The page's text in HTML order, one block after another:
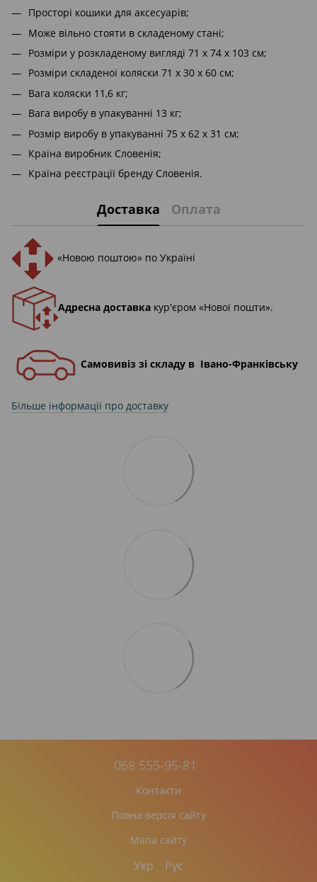
Просторі кошики для аксесуарів;
Може вільно стояти в складеному стані;
Розміри у розкладеному вигляді 71 х 74 х 103 см;
Розміри складеної коляски 71 х 30 х 60 см;
Вага коляски 11,6 кг;
Вага виробу в упакуванні 13 кг;
Розмір виробу в упакуванні 75 х 62 х 31 см;
Країна виробник Словенія;
Країна реєстрації бренду Словенія.
Доставка Оплата
«Новою поштою» по Україні
Адресна доставка кур'єром «Нової пошти».
Самовивіз зі складу в Івано-Франківську
Більше інформації про доставку
068 555-95-81
Контакти
Повна версія сайту
Мапа сайту
Укр Рус